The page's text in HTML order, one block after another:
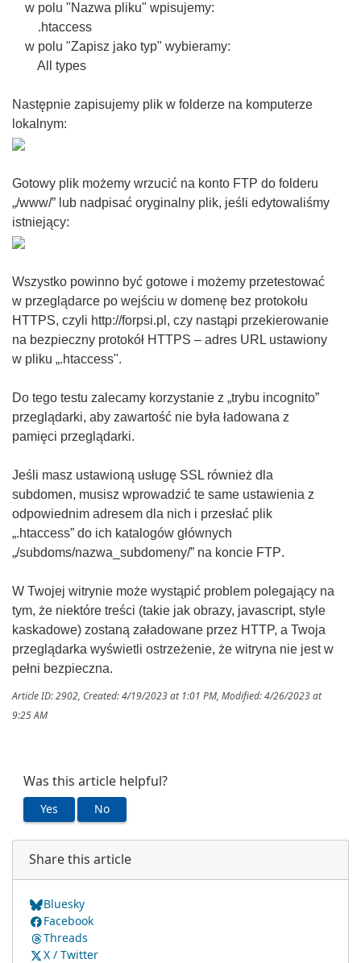
w polu "Nazwa pliku" wpisujemy:
.htaccess
w polu "Zapisz jako typ" wybieramy:
All types
Następnie zapisujemy plik w folderze na komputerze
lokalnym:
Gotowy plik możemy wrzucić na konto FTP do folderu
„/www/” lub nadpisać oryginalny plik, jeśli edytowaliśmy
istniejący:
Wszystko powinno być gotowe i możemy przetestować
w przeglądarce po wejściu w domenę bez protokołu
HTTPS, czyli http://forpsi.pl, czy nastąpi przekierowanie
na bezpieczny protokół HTTPS – adres URL ustawiony
w pliku „.htaccess".
Do tego testu zalecamy korzystanie z „trybu incognito”
przeglądarki, aby zawartość nie była ładowana z
pamięci przeglądarki.
Jeśli masz ustawioną usługę SSL również dla
subdomen, musisz wprowadzić te same ustawienia z
odpowiednim adresem dla nich i przesłać plik
„.htaccess” do ich katalogów głównych
„/subdoms/nazwa_subdomeny/” na koncie FTP.
W Twojej witrynie może wystąpić problem polegający na
tym, że niektóre treści (takie jak obrazy, javascript, style
kaskadowe) zostaną załadowane przez HTTP, a Twoja
przeglądarka wyświetli ostrzeżenie, że witryna nie jest w
pełni bezpieczna.
Article ID: 2902, Created: 4/19/2023 at 1:01 PM, Modified: 4/26/2023 at
9:25 AM
Was this article helpful?
Yes No
Share this article
Bluesky
Facebook
Threads
X / Twitter